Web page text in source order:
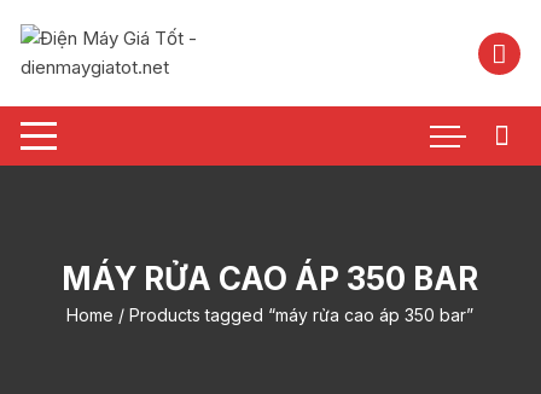
nội
MÁY RỬA CAO ÁP 350 BAR
Home / Products tagged “máy rửa cao áp 350 bar”